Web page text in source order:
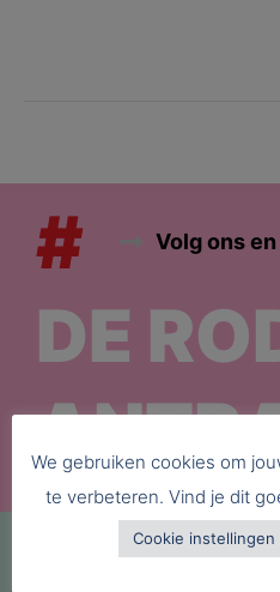
# Volg ons
DE
We gebruiken cookies om
te verbeteren. Vind je dit
Cookie instellingen